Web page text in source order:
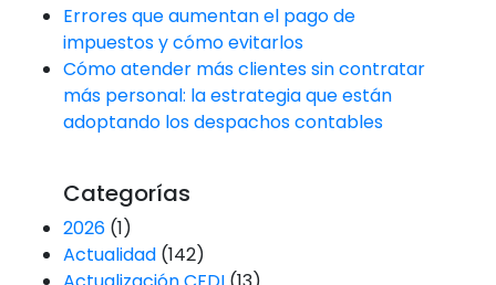
Errores que aumentan el pago de
impuestos y cómo evitarlos
Cómo atender más clientes sin contratar
más personal: la estrategia que están
adoptando los despachos contables
Categorías
2026(1)
Actualidad(142)